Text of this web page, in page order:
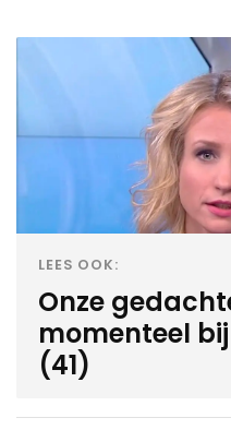
LEES OOK:
Onze
momenteel
(41)